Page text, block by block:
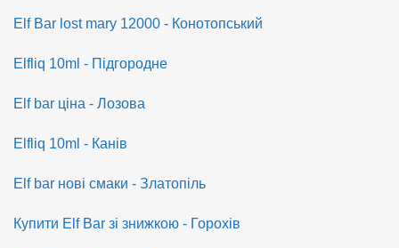
Elf Bar lost mary 12000 - Конотопський
Elfliq 10ml - Підгородне
Elf bar ціна - Лозова
Elfliq 10ml - Канів
Elf bar нові смаки - Златопіль
Купити Elf Bar зі знижкою - Горохів